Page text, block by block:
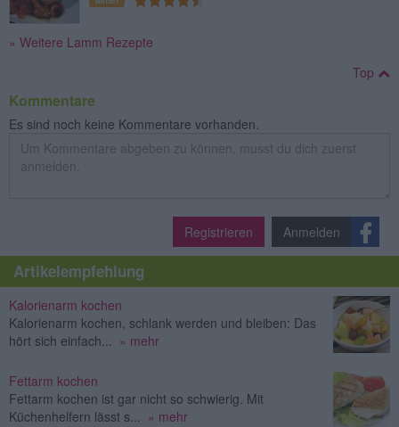
» Weitere Lamm Rezepte
Top
Kommentare
Es sind noch keine Kommentare vorhanden.
Registrieren Anmelden
Artikelempfehlung
Kalorienarm kochen
Kalorienarm kochen, schlank werden und bleiben: Das
hört sich einfach... » mehr
Fettarm kochen
Fettarm kochen ist gar nicht so schwierig. Mit
Küchenhelfern lässt s... » mehr